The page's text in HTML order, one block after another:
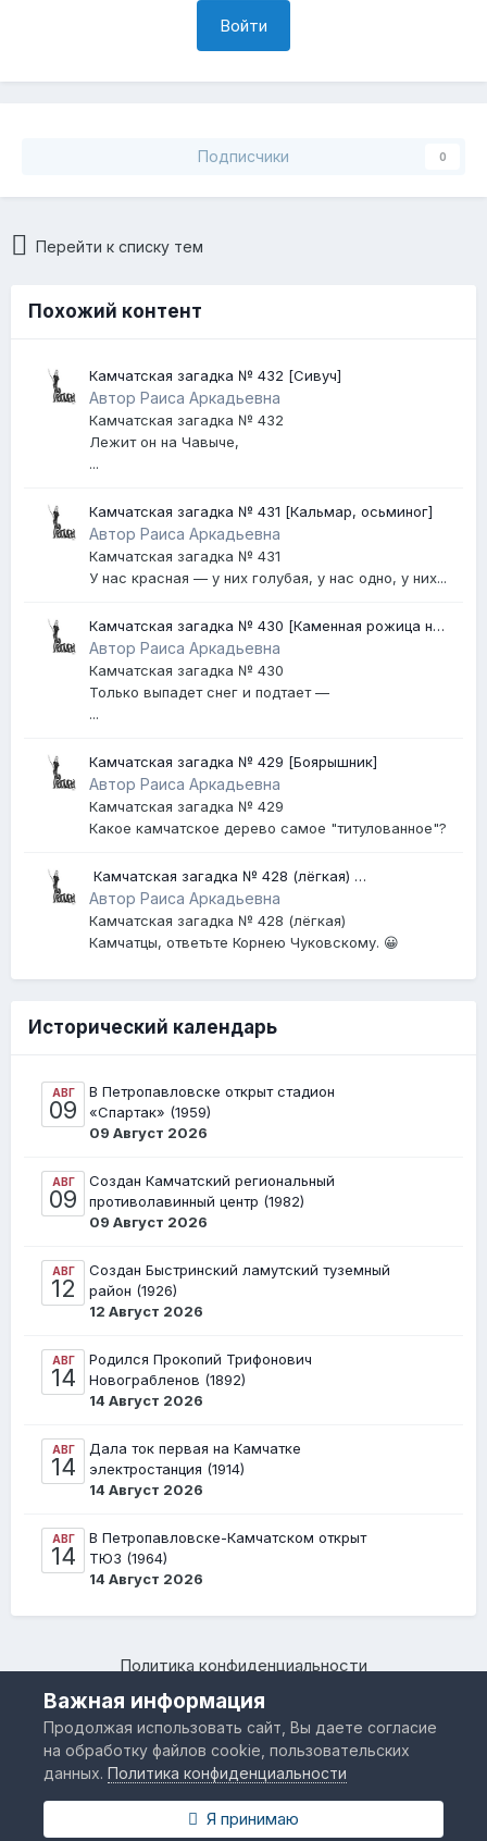
Войти
Подписчики 0
Перейти к списку тем
Похожий контент
Камчатская загадка № 432 [Сивуч]
Автор Раиса Аркадьевна
Камчатская загадка № 432
Лежит он на Чавыче,
...
Камчатская загадка № 431 [Кальмар, осьминог]
Автор Раиса Аркадьевна
Камчатская загадка № 431
У нас красная — у них голубая, у нас одно, у них...
Камчатская загадка № 430 [Каменная рожица на
Авачинском вулкане]
Автор Раиса Аркадьевна
Камчатская загадка № 430
Только выпадет снег и подтает —
...
Камчатская загадка № 429 [Боярышник]
Автор Раиса Аркадьевна
Камчатская загадка № 429
Какое камчатское дерево самое "титулованное"?
​ Камчатская загадка № 428 (лёгкая) ​
[Землетрясение]
Автор Раиса Аркадьевна
Камчатская загадка № 428 (лёгкая)
Камчатцы, ответьте Корнею Чуковскому. 😀
Исторический календарь
АВГ
09
В Петропавловске открыт стадион
«Спартак» (1959)
09 Август 2026
АВГ
09
Создан Камчатский региональный
противолавинный центр (1982)
09 Август 2026
АВГ
12
Создан Быстринский ламутский туземный
район (1926)
12 Август 2026
АВГ
14
Родился Прокопий Трифонович
Новограбленов (1892)
14 Август 2026
АВГ
14
Дала ток первая на Камчатке
электростанция (1914)
14 Август 2026
АВГ
14
В Петропавловске-Камчатском открыт
ТЮЗ (1964)
14 Август 2026
Политика конфиденциальности
Камчатский региональный форум "Я люблю Камчатку –
www.IloveKamchatka.ru"
Powered by Invision Community
Важная информация
Продолжая использовать сайт, Вы даете согласие
на обработку файлов cookie, пользовательских
данных.Политика конфиденциальности
Я принимаю